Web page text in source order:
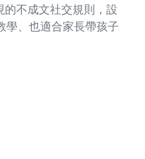
不成文社交規則，設
學、也適合家長帶孩子